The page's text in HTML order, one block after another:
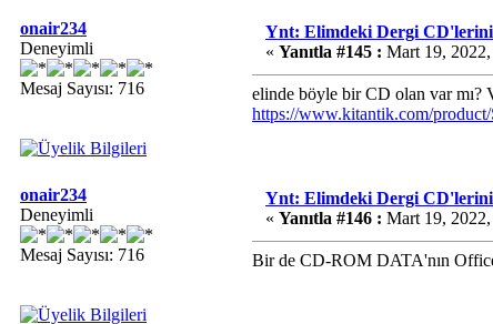
onair234
Deneyimli
Mesaj Sayısı: 716
Ynt: Elimdeki Dergi
« Yanıtla #145 : Mart 19,
elinde böyle bir CD olan var mı?
https://www.kitantik.com/
onair234
Deneyimli
Mesaj Sayısı: 716
Ynt: Elimdeki Dergi
« Yanıtla #146 : Mart 19,
Bir de CD-ROM DATA'nın